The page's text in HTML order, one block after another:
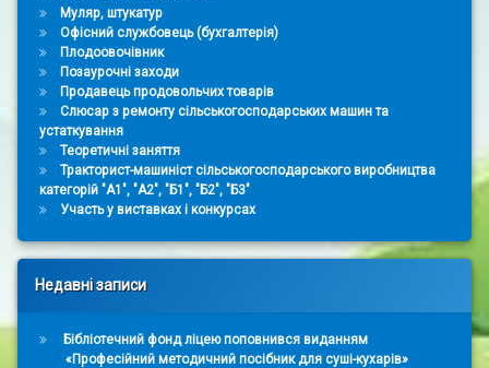
Муляр, штукатур
Офісний службовець (бухгалтерія)
Плодоовочівник
Позаурочні заходи
Продавець продовольчих товарів
Слюсар з ремонту сільськогосподарських машин та
устаткування
Теоретичні заняття
Тракторист-машиніст сільськогосподарського виробництва
категорій "А1", "А2", "Б1", "Б2", "Б3"
Участь у виставках і конкурсах
Недавні записи
Бібліотечний фонд ліцею поповнився виданням
«Професійний методичний посібник для суші-кухарів»